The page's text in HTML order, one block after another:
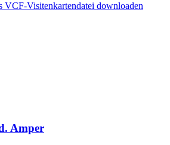
VCF-Visitenkartendatei downloaden
Amper